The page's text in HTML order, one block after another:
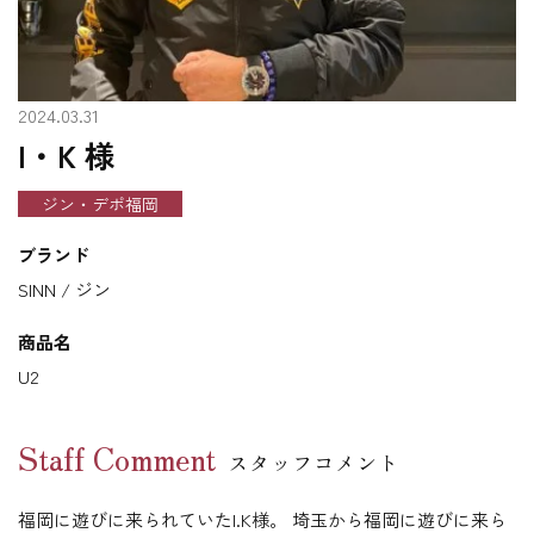
2024.03.31
I・K 様
ジン・デポ福岡
ブランド
SINN / ジン
商品名
U2
Staff Comment スタッフコメント
福岡に遊びに来られていたI.K様。 埼玉から福岡に遊びに来ら